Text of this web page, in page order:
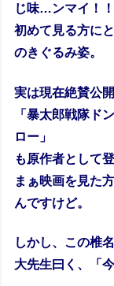
じ味…ンマイ！！
初めて見る方に
のきぐるみ姿。
実は現在絶賛公
「暴太郎戦隊ド
ロー」
も原作者として
まぁ映画を見た
んですけど。
しかし、この椎
大先生曰く、「